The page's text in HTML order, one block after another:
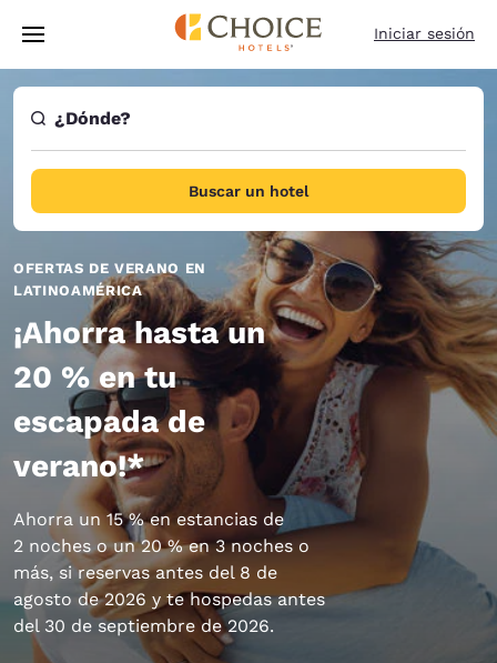
Pasar A Contenido Principal
Iniciar sesión
¿Dónde?
Buscar un hotel
OFERTAS DE VERANO EN
LATINOAMÉRICA
¡Ahorra hasta un
20 % en tu
escapada de
verano!*
Ahorra un 15 % en estancias de
2 noches o un 20 % en 3 noches o
más, si reservas antes del 8 de
agosto de 2026 y te hospedas antes
del 30 de septiembre de 2026.